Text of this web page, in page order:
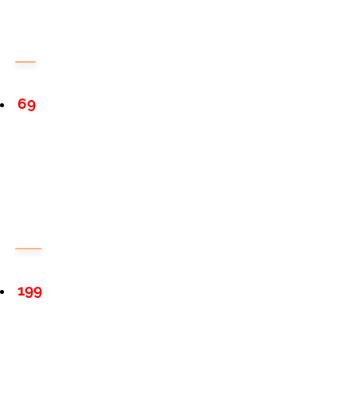
69
199